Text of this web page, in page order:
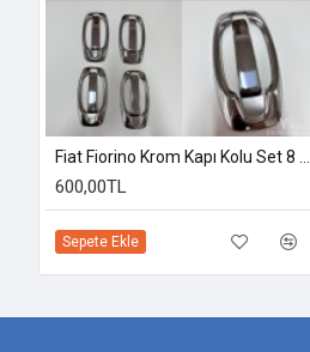
600,00TL
Sepete Ekle